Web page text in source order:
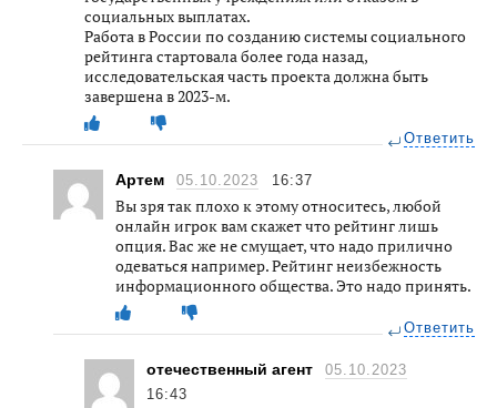
социальных выплатах.
Работа в России по созданию системы социального
рейтинга стартовала более года назад,
исследовательская часть проекта должна быть
завершена в 2023-м.
Ответить
Артем 05.10.2023 16:37
Вы зря так плохо к этому относитесь, любой
онлайн игрок вам скажет что рейтинг лишь
опция. Вас же не смущает, что надо прилично
одеваться например. Рейтинг неизбежность
информационного общества. Это надо принять.
Ответить
отечественный агент
05.10.2023
16:43